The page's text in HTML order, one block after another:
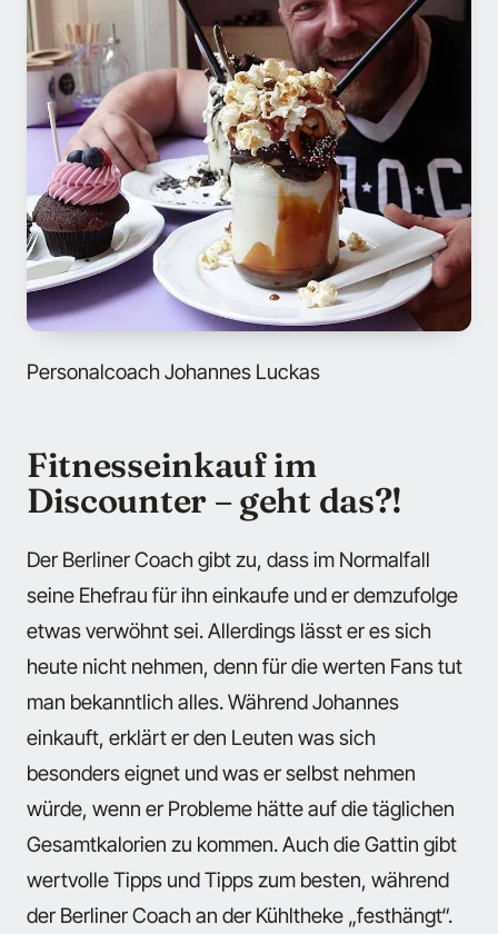
Personalcoach Johannes Luckas
Fitnesseinkauf im
Discounter – geht das?!
Der Berliner Coach gibt zu, dass im Normalfall
seine Ehefrau für ihn einkaufe und er demzufolge
etwas verwöhnt sei. Allerdings lässt er es sich
heute nicht nehmen, denn für die werten Fans tut
man bekanntlich alles. Während Johannes
einkauft, erklärt er den Leuten was sich
besonders eignet und was er selbst nehmen
würde, wenn er Probleme hätte auf die täglichen
Gesamtkalorien zu kommen. Auch die Gattin gibt
wertvolle Tipps und Tipps zum besten, während
der Berliner Coach an der Kühltheke „festhängt“.